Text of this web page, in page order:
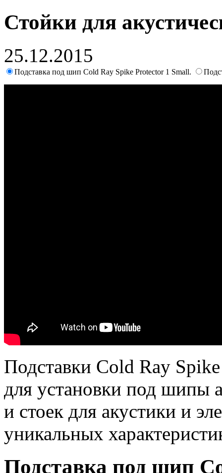
Стойки для
25.12.2015
Подставка под шип Cold Ray Spike Protector 1 Small.
Подставки Cold Ray
для установки под шипы
и стоек для акустики и
уникальных
Подставка под шип